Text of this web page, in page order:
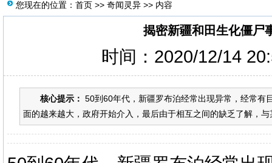
您现在的位置： 首页 >> 奇闻灵异 >> 内容
揭密新疆和田生化僵尸
时间：2020/12/14
核心提示： 50到60年代，新疆罗布泊经常出现异常，经常有
面的越来越大，政府开始介入，最后由于相互之间的缺乏了解，